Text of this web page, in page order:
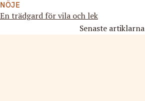
NÖJE
En trädgard för vila och lek
Senaste artiklarna